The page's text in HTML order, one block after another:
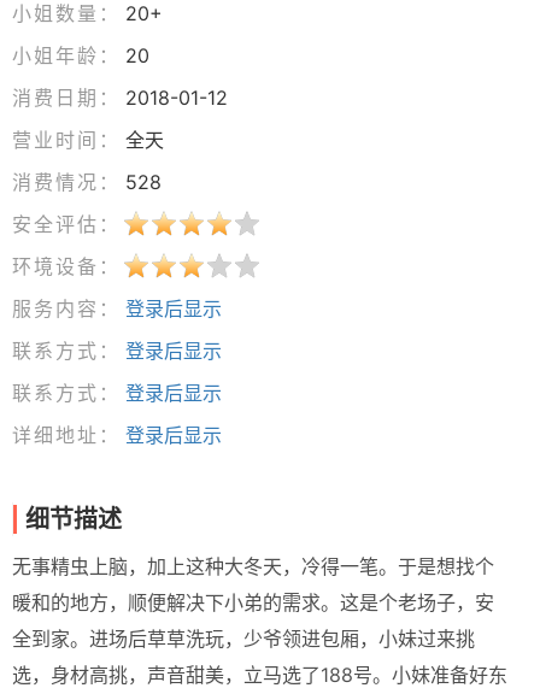
小姐数量：
20+
小姐年龄：
20
消费日期：
2018-01-12
营业时间：
全天
消费情况：
528
安全评估：
环境设备：
服务内容：
登录后显示
联系方式：
登录后显示
联系方式：
登录后显示
详细地址：
登录后显示
细节描述
无事精虫上脑，加上这种大冬天，冷得一笔。于是想找个
暖和的地方，顺便解决下小弟的需求。这是个老场子，安
全到家。进场后草草洗玩，少爷领进包厢，小妹过来挑
选，身材高挑，声音甜美，立马选了188号。小妹准备好东